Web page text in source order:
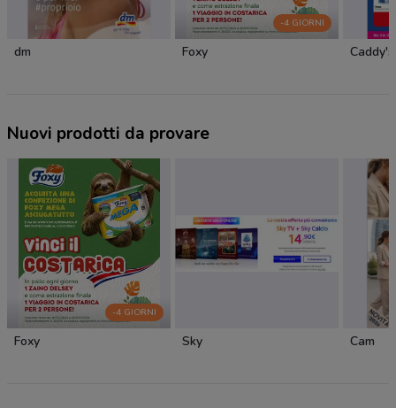
dm
-4 GIORNI
Foxy Caddy's
Nuovi prodotti da provare
-4 GIORNI
Foxy Sky Cam